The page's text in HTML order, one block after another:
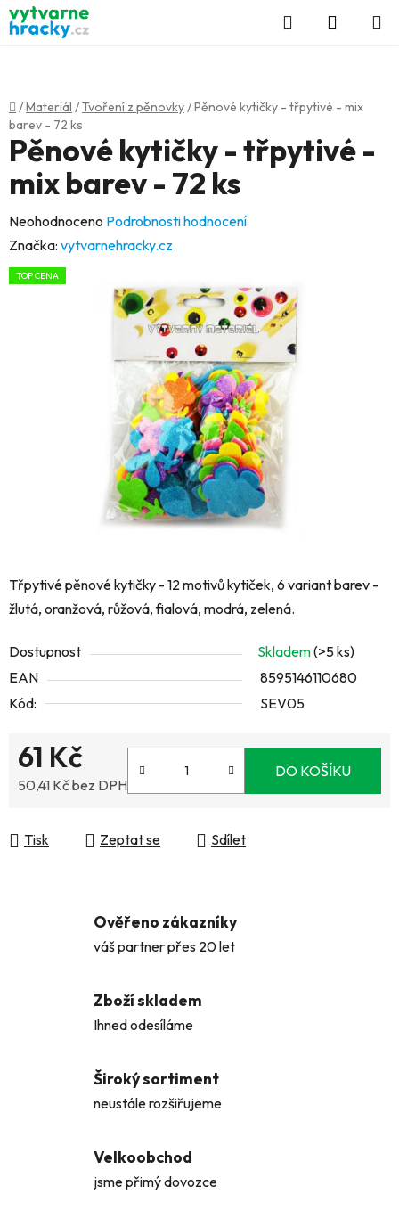
Přejít
na
obsah
Hledat
KOŠÍK
Domů
/Materiál /Tvoření z pěnovky/Pěnové kytičky - třpytivé - mix
barev - 72 ks
Třpytivé pěnové kytičky - 12 motivů kytiček, 6 variant barev -
žlutá, oranžová, růžová, fialová, modrá, zelená.
Dostupnost Skladem(>5 ks)
EAN
8595146110680
Kód:
SEV05
61 Kč
50,41 Kč bez DPH
DO KOŠÍKU
Tisk Zeptat se Sdílet
Pěnové kytičky - třpytivé -
mix barev - 72 ks
Průměrné
hodnocení
produktu
Neohodnoceno Podrobnosti hodnocení
Značka: vytvarnehracky.cz
TOP CENA
Ověřeno zákazníky
váš partner přes 20 let
Zboží skladem
Ihned odesíláme
Široký sortiment
neustále rozšiřujeme
Velkoobchod
jsme přimý dovozce